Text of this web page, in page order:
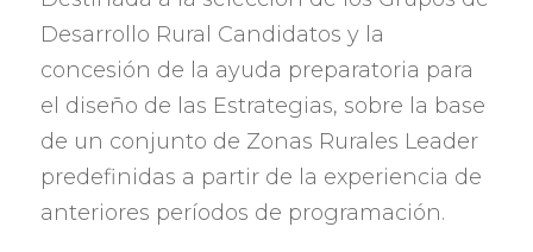
Desarrollo Rural Candidatos y la
concesión de la ayuda preparatoria para
el diseño de las Estrategias, sobre la base
de un conjunto de Zonas Rurales Leader
predefinidas a partir de la experiencia de
anteriores períodos de programación.